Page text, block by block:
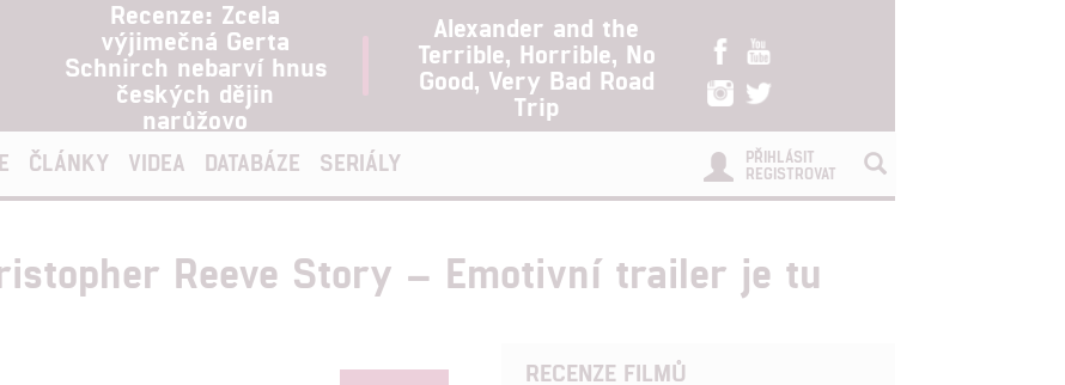
Recenze: Zcela
výjimečná Gerta
Schnirch nebarví hnus
českých dějin
narůžovo
Alexander and the
Terrible, Horrible, No
Good, Very Bad Road
Trip
ČLÁNKY VIDEA DATABÁZE SERIÁLY
PŘIHLÁSIT
REGISTROVAT
Reeve Story – Emotivní trailer je tu
RECENZE FILMŮ